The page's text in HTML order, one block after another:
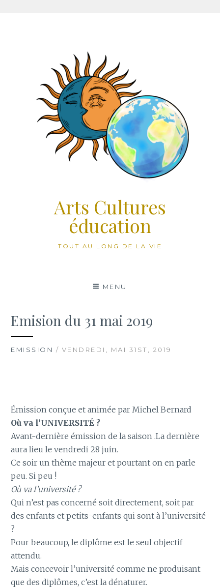
Arts Cultures
éducation
TOUT AU LONG DE LA VIE
MENU
Emision du 31 mai 2019
EMISSION / VENDREDI, MAI 31ST, 2019
Émission conçue et animée par Michel Bernard
Où va l’UNIVERSITÉ ?
Avant-dernière émission de la saison .La dernière
aura lieu le vendredi 28 juin.
Ce soir un thème majeur et pourtant on en parle
peu. Si peu !
Où va l’université ?
Qui n’est pas concerné soit directement, soit par
des enfants et petits-enfants qui sont à l’université
?
Pour beaucoup, le diplôme est le seul objectif
attendu.
Mais concevoir l’université comme ne produisant
que des diplômes, c’est la dénaturer.